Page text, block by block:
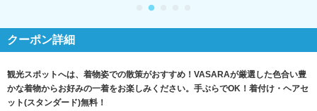
クーポン詳細
観光スポットへは、着物姿での散策がおすすめ！VASARAが厳選した色合い豊
かな着物からお好みの一着をお楽しみください。手ぶらでOK！着付け・ヘアセ
ット(スタンダード)無料！